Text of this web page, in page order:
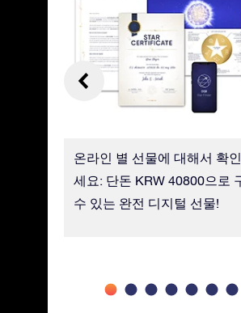
온라인 별 선물에 대해서 확
세요: 단돈 KRW 40800으로
수 있는 완전 디지털 선물!